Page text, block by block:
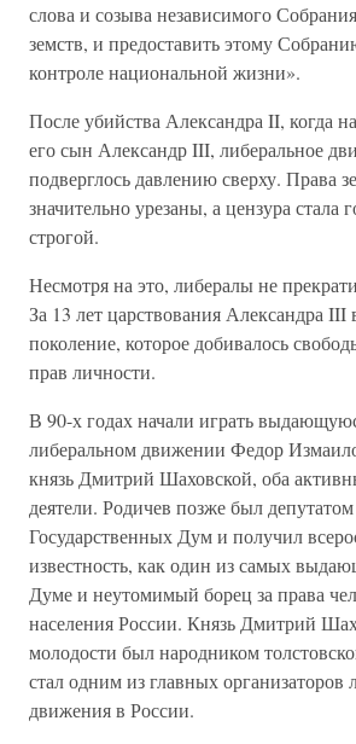
слова и созыва независимого
земств, и предоставить этому
контроле национальной жизни».
После убийства Александра II, когда
его сын Александр III, либеральное
подверглось давлению сверху. Права
значительно урезаны, а цензура стала
строгой.
Несмотря на это, либералы не
За 13 лет царствования Александра III
поколение, которое добивалось
прав личности.
В 90-х годах начали играть
либеральном движении Федор
князь Дмитрий Шаховской, оба
деятели. Родичев позже был
Государственных Дум и получил
известность, как один из самых
Думе и неутомимый борец за права
населения России. Князь Дмитрий
молодости был народником
стал одним из главных организаторов
движения в России.